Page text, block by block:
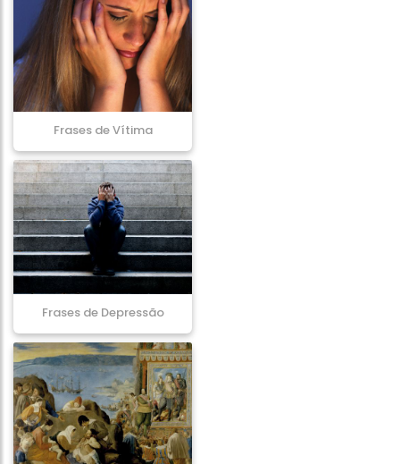
Frases de Vítima
Frases de Depressão